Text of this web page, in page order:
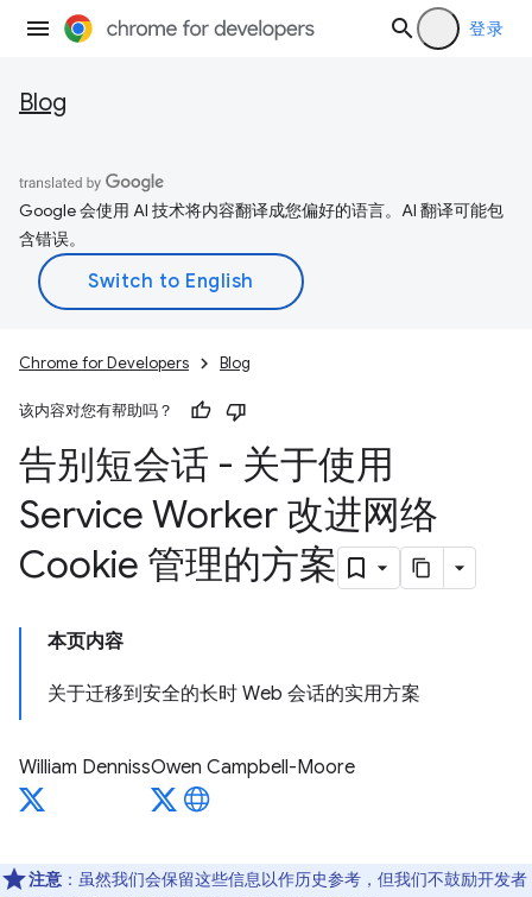
登录
Blog
Google 会使用 AI 技术将内容翻译成您偏好的语言。AI 翻译可能包
含错误。
Chrome for Developers Blog
该内容对您有帮助吗？
告别短会话 - 关于使用
Service Worker 改进网络
Cookie 管理的方案
本页内容
关于迁移到安全的长时 Web 会话的实用方案
William DennissOwen Campbell-Moore
注意 ：虽然我们会保留这些信息以作历史参考，但我们不鼓励开发者